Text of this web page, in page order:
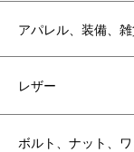
アパレル、装備、
レザー
ボルト、ナット、